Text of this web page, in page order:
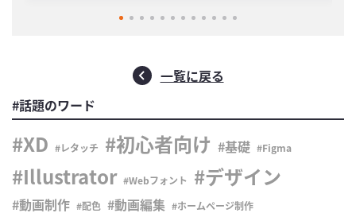
一覧に戻る
#話題のワード
XD レタッチ 初心者向け 基礎 Figma
Illustrator Webフォント デザイン
動画制作 配色 動画編集 ホームページ制作